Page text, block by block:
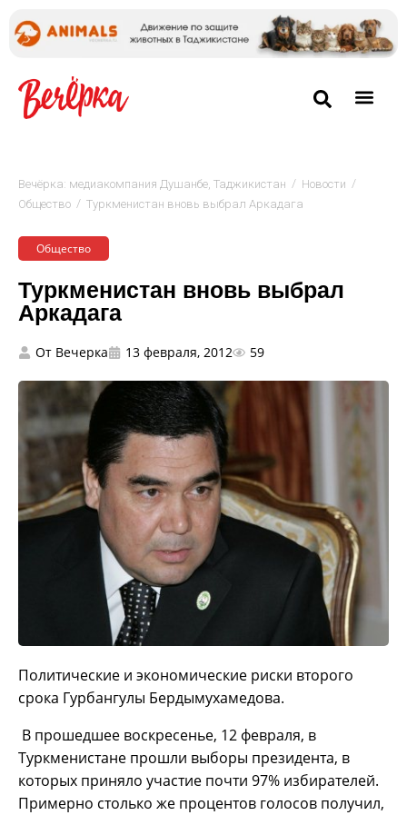
Вечёрка: медиакомпания Душанбе, Таджикистан / Новости /
Общество / Туркменистан вновь выбрал Аркадага
Общество
Туркменистан вновь выбрал
Аркадага
От Вечерка 13 февраля, 2012 59
Политические и экономические риски второго
срока Гурбангулы Бердымухамедова.
В прошедшее воскресенье, 12 февраля, в
Туркменистане прошли выборы президента, в
которых приняло участие почти 97% избирателей.
Примерно столько же процентов голосов получил,